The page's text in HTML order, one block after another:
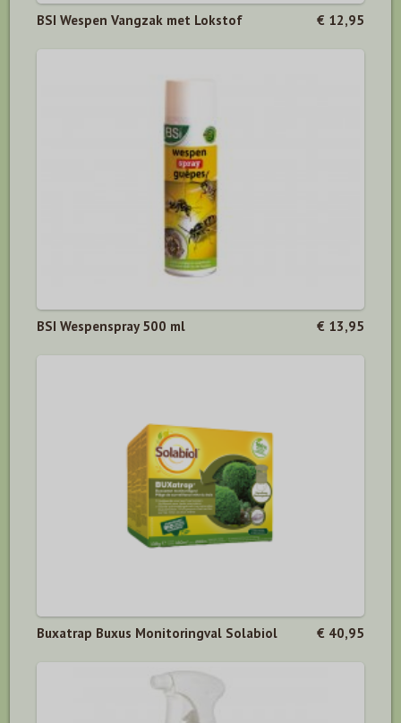
BSI Wespen Vangzak met Lokstof € 12,95
BSI Wespenspray 500 ml € 13,95
Buxatrap Buxus Monitoringval Solabiol € 40,95